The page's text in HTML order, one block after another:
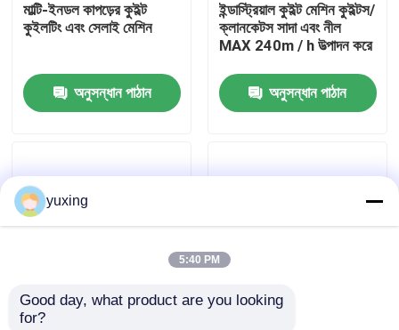
আমাদের সম্পর্কে
কারখানা পরিদর্শন
আমাদের সাথে যোগাযোগ করুন
মামলা
মাল্টি-ইনডল কাপড়ের কুইল্ট
কুইলটিং এবং সেলাই মেশিন
অনুসন্ধান পাঠান
ইন্ডাস্ট্রিয়াল কুইল্ট মেশিন কুইল্টস/
ক্লানকেটস সাদা এবং নীল
MAX 240m / h উত্পাদন করে
অনুসন্ধান পাঠান
3 ইঞ্চি সুই বার দূরত্ব ফ্ল্যাটবেড
yuxing
5:40 PM
Good day, what product are you looking
for?